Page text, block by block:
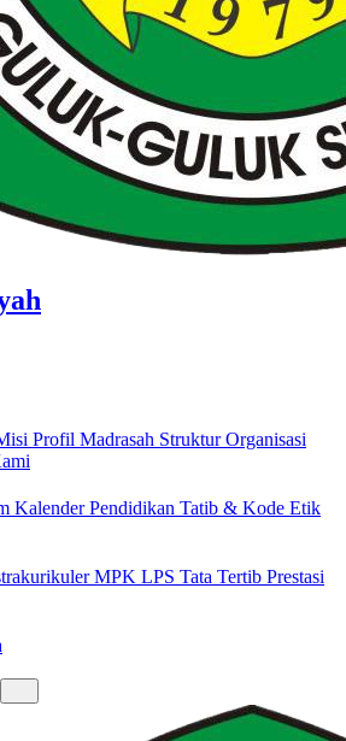
Profil Madrasah Struktur Organisasi
Kalender Pendidikan Tatib & Kode Etik
MPK LPS Tata Tertib Prestasi